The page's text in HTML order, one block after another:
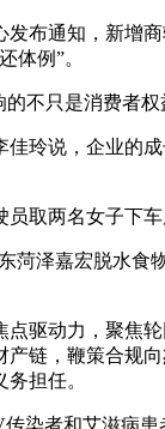
通知，新增商
体例”。
只是消费者权
说，企业的成
两名女子下车
泽嘉宏脱水食
动力，聚焦轮
链，鞭策合规
担任。
者和艾滋病患